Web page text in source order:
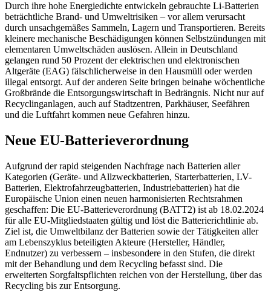
Durch ihre hohe Energiedichte entwickeln gebrauchte Li-Batterien
beträchtliche Brand- und Umweltrisiken – vor allem verursacht
durch unsachgemäßes Sammeln, Lagern und Transportieren. Bereits
kleinere mechanische Beschädigungen können Selbstzündungen mit
elementaren Umweltschäden auslösen. Allein in Deutschland
gelangen rund 50 Prozent der elektrischen und elektronischen
Altgeräte (EAG) fälschlicherweise in den Hausmüll oder werden
illegal entsorgt. Auf der anderen Seite bringen beinahe wöchentliche
Großbrände die Entsorgungswirtschaft in Bedrängnis. Nicht nur auf
Recyclinganlagen, auch auf Stadtzentren, Parkhäuser, Seefähren
und die Luftfahrt kommen neue Gefahren hinzu.
Neue EU-Batterieverordnung
Aufgrund der rapid steigenden Nachfrage nach Batterien aller
Kategorien (Geräte- und Allzweckbatterien, Starterbatterien, LV-
Batterien, Elektrofahrzeugbatterien, Industriebatterien) hat die
Europäische Union einen neuen harmonisierten Rechtsrahmen
geschaffen: Die EU-Batterieverordnung (BATT2) ist ab 18.02.2024
für alle EU-Mitgliedstaaten gültig und löst die Batterierichtlinie ab.
Ziel ist, die Umweltbilanz der Batterien sowie der Tätigkeiten aller
am Lebenszyklus beteiligten Akteure (Hersteller, Händler,
Endnutzer) zu verbessern – insbesondere in den Stufen, die direkt
mit der Behandlung und dem Recycling befasst sind. Die
erweiterten Sorgfaltspflichten reichen von der Herstellung, über das
Recycling bis zur Entsorgung.